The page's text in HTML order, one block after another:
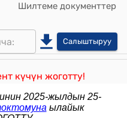
Шилтеме документтер
Салыштыруу
күчүн жоготту!